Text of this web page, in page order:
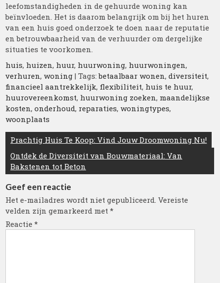
leefomstandigheden in de gehuurde woning kan
beïnvloeden. Het is daarom belangrijk om bij het huren
van een huis goed onderzoek te doen naar de reputatie
en betrouwbaarheid van de verhuurder om dergelijke
situaties te voorkomen.
huis, huizen, huur, huurwoning, huurwoningen,
verhuren,woning | Tags:betaalbaar wonen,diversiteit,
financieel aantrekkelijk, flexibiliteit, huis te huur,
huurovereenkomst, huurwoning zoeken, maandelijkse
kosten,onderhoud, reparaties,woningtypes,
woonplaats
Berichtnavigatie
Prachtig Huis Te Koop: Vind Jouw Droomwoning Nu!
Ontdek de Diversiteit van Bouwmateriaal: Van
Bakstenen tot Beton
Geef een reactie
Het e-mailadres wordt niet gepubliceerd. Vereiste
velden zijn gemarkeerd met*
Reactie*